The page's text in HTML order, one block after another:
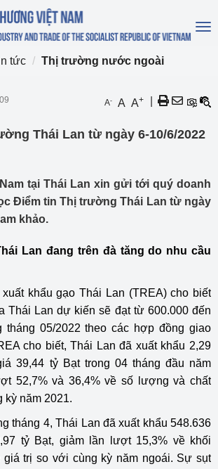
tức Thị trường nước ngoài
A- A A+
Thái Lan từ ngày 6-10/6/2022
tại Thái Lan xin gửi tới quý doanh
Điểm tin Thị trường Thái Lan từ ngày
khảo.
Lan đang trên đà tăng do nhu cầu
khẩu gạo Thái Lan (TREA) cho biết
Thái Lan dự kiến sẽ đạt từ 600.000 đến
tháng 05/2022 theo các hợp đồng giao
cho biết, Thái Lan đã xuất khẩu 2,29
39,44 tỷ Bạt trong 04 tháng đầu năm
52,7% và 36,4% về số lượng và chất
kỳ năm 2021.
tháng 4, Thái Lan đã xuất khẩu 548.636
tỷ Bạt, giảm lần lượt 15,3% về khối
giá trị so với cùng kỳ năm ngoái. Sự sụt